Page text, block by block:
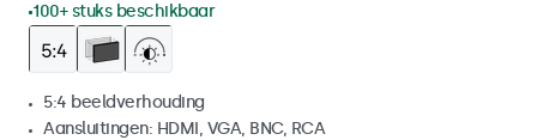
100+ stuks beschikbaar
5:4 beeldverhouding
Aansluitingen: HDMI, VGA, BNC, RCA